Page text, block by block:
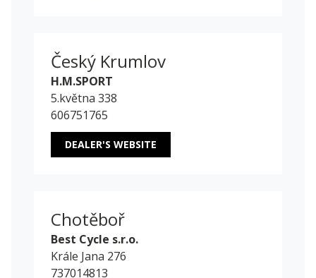
Český Krumlov
H.M.SPORT
5.května 338
606751765
DEALER'S WEBSITE
Chotěboř
Best Cycle s.r.o.
Krále Jana 276
737014813